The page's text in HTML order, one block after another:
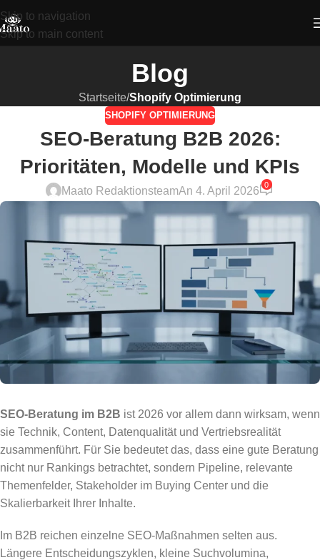
Skip to navigation
Skip to main content
Blog
Startseite/Shopify Optimierung
SHOPIFY OPTIMIERUNG
SEO-Beratung B2B 2026:
Prioritäten, Modelle und KPIs
Maato RedaktionsteamAn 4. April 2026
0
SEO-Beratung im B2B ist 2026 vor allem dann wirksam, wenn
sie Technik, Content, Datenqualität und Vertriebsrealität
zusammenführt. Für Sie bedeutet das, dass eine gute Beratung
nicht nur Rankings betrachtet, sondern Pipeline, relevante
Themenfelder, Stakeholder im Buying Center und die
Skalierbarkeit Ihrer Inhalte.
Im B2B reichen einzelne SEO-Maßnahmen selten aus.
Längere Entscheidungszyklen, kleine Suchvolumina,